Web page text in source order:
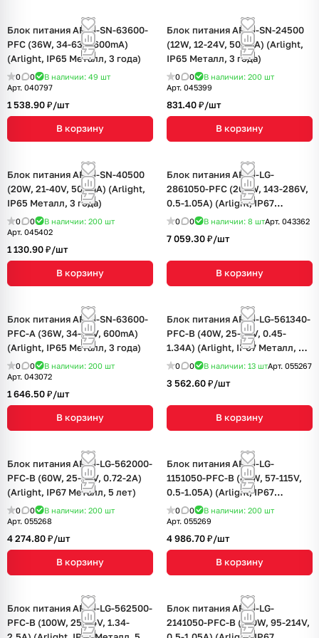
Блок питания ARPJ-SN-63600-
PFC (36W, 34-63V, 600mA)
(Arlight, IP65 Металл, 3 года)
0 0 В наличии: 49 шт
Арт. 040797
1 538.90 ₽/шт
В корзину
Блок питания ARPJ-SN-24500
(12W, 12-24V, 500mA) (Arlight,
IP65 Металл, 3 года)
0 0 В наличии: 200 шт
Арт. 045399
831.40 ₽/шт
В корзину
Блок питания ARPJ-SN-40500
(20W, 21-40V, 500mA) (Arlight,
IP65 Металл, 3 года)
0 0 В наличии: 200 шт
Арт. 045402
1 130.90 ₽/шт
В корзину
Блок питания ARPJ-LG-
2861050-PFC (200W, 143-286V,
0.5-1.05A) (Arlight, IP67
Металл, 5 лет)
0 0 В наличии: 8 штАрт. 043362
7 059.30 ₽/шт
В корзину
Блок питания ARPJ-SN-63600-
PFC-A (36W, 34-63V, 600mA)
(Arlight, IP65 Металл, 3 года)
0 0 В наличии: 200 шт
Арт. 043072
1 646.50 ₽/шт
В корзину
Блок питания ARPJ-LG-561340-
PFC-B (40W, 25-56V, 0.45-
1.34A) (Arlight, IP67 Металл, 5
лет)
0 0 В наличии: 13 штАрт. 055267
3 562.60 ₽/шт
В корзину
Блок питания ARPJ-LG-562000-
PFC-B (60W, 25-56V, 0.72-2A)
(Arlight, IP67 Металл, 5 лет)
0 0 В наличии: 200 шт
Арт. 055268
4 274.80 ₽/шт
В корзину
Блок питания ARPJ-LG-
1151050-PFC-B (80W, 57-115V,
0.5-1.05A) (Arlight, IP67
Металл, 5 лет)
0 0 В наличии: 200 шт
Арт. 055269
4 986.70 ₽/шт
В корзину
Блок питания ARPJ-LG-562500-
PFC-B (100W, 25-56V, 1.34-
Блок питания ARPJ-LG-
2141050-PFC-B (150W, 95-214V,